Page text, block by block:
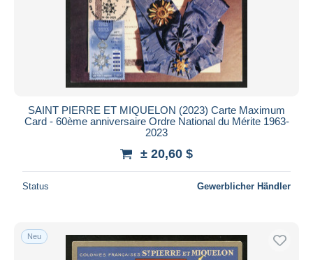
SAINT PIERRE ET MIQUELON (2023) Carte Maximum
Card - 60ème anniversaire Ordre National du Mérite 1963-
2023
± 20,60 $
Status Gewerblicher Händler
Neu